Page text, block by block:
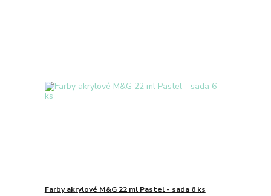
Farby akrylové M&G 22 ml Pastel - sada 6 ks